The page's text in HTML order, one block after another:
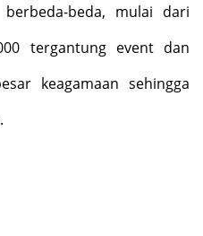
beda, mulai dari
tergantung event dan
keagamaan sehingga